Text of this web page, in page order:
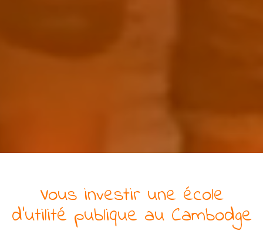
Vous investirune école
d'utilité publique au Cambodge